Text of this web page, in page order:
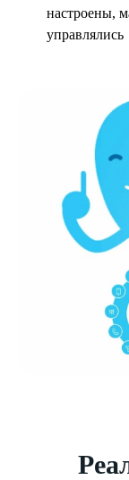
настроены,
управлялись